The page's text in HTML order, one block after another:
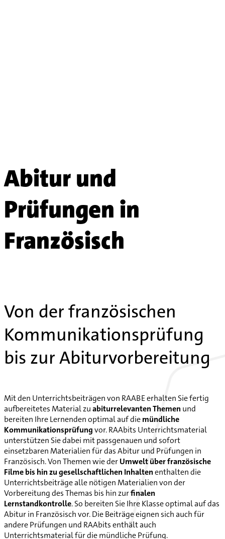
Abitur und
Prüfungen in
Französisch
Von der französischen
Kommunikationsprüfung
bis zur Abiturvorbereitung
Mit den Unterrichtsbeiträgen von RAABE erhalten Sie fertig
aufbereitetes Material zuabiturrelevanten Themen und
bereiten Ihre Lernenden optimal auf diemündliche
Kommunikationsprüfungvor. RAAbits Unterrichtsmaterial
unterstützen Sie dabei mit passgenauen und sofort
einsetzbaren Materialien für das Abitur und Prüfungen in
Französisch. Von Themen wie derUmwelt über französische
Filme bis hin zu gesellschaftlichen Inhaltenenthalten die
Unterrichtsbeiträge alle nötigen Materialien von der
Vorbereitung des Themas bis hin zurfinalen
Lernstandkontrolle. So bereiten Sie Ihre Klasse optimal auf das
Abitur in Französisch vor. Die Beiträge eignen sich auch für
andere Prüfungen und RAAbits enthält auch
Unterrichtsmaterial für die mündliche Prüfung.